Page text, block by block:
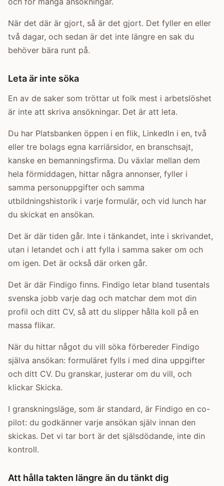
När det där är gjort, så är det gjort. Det fyller en eller
två dagar, och sedan är det inte längre en sak du
behöver bära runt på.
Leta är inte söka
En av de saker som tröttar ut folk mest i arbetslöshet
är inte att skriva ansökningar. Det är att leta.
Du har Platsbanken öppen i en flik, LinkedIn i en, två
eller tre bolags egna karriärsidor, en branschsajt,
kanske en bemanningsfirma. Du växlar mellan dem
hela förmiddagen, hittar några annonser, fyller i
samma personuppgifter och samma
utbildningshistorik i varje formulär, och vid lunch har
du skickat en ansökan.
Det är där tiden går. Inte i tänkandet, inte i skrivandet,
utan i letandet och i att fylla i samma saker om och
om igen. Det är också där orken går.
Det är där Findigo finns. Findigo letar bland tusentals
svenska jobb varje dag och matchar dem mot din
profil och ditt CV, så att du slipper hålla koll på en
massa flikar.
När du hittar något du vill söka förbereder Findigo
själva ansökan: formuläret fylls i med dina uppgifter
och ditt CV. Du granskar, justerar om du vill, och
klickar Skicka.
I granskningsläge, som är standard, är Findigo en co-
pilot: du godkänner varje ansökan själv innan den
skickas. Det vi tar bort är det själsdödande, inte din
kontroll.
Att hålla takten längre än du tänkt dig